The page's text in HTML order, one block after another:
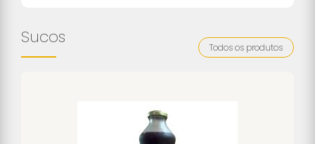
Sucos Todos os produtos